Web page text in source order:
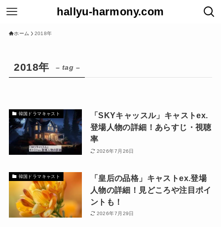
hallyu-harmony.com
ホーム 2018年
2018年 – tag –
韓国ドラマキャスト
「SKYキャッスル」キャストex.
登場人物の詳細！あらすじ・視聴
率
2026年7月26日
韓国ドラマキャスト
「皇后の品格」キャストex.登場
人物の詳細！見どころや注目ポイ
ントも！
2026年7月29日